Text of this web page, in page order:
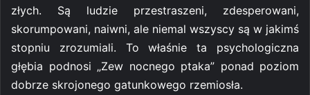
złych. Są ludzie przestraszeni, zdesperowani,
skorumpowani, naiwni, ale niemal wszyscy są w jakimś
stopniu zrozumiali. To właśnie ta psychologiczna
głębia podnosi „Zew nocnego ptaka” ponad poziom
dobrze skrojonego gatunkowego rzemiosła.